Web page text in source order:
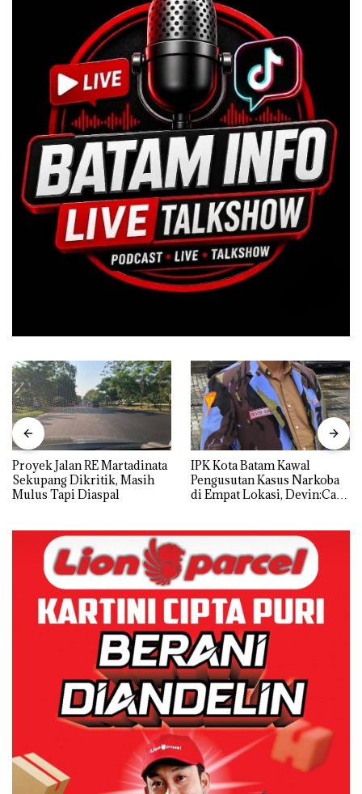
Proyek Jalan RE Martadinata
Sekupang Dikritik, Masih
Mulus Tapi Diaspal
IPK Kota Batam Kawal
Pengusutan Kasus Narkoba
di Empat Lokasi, Devin:Cari